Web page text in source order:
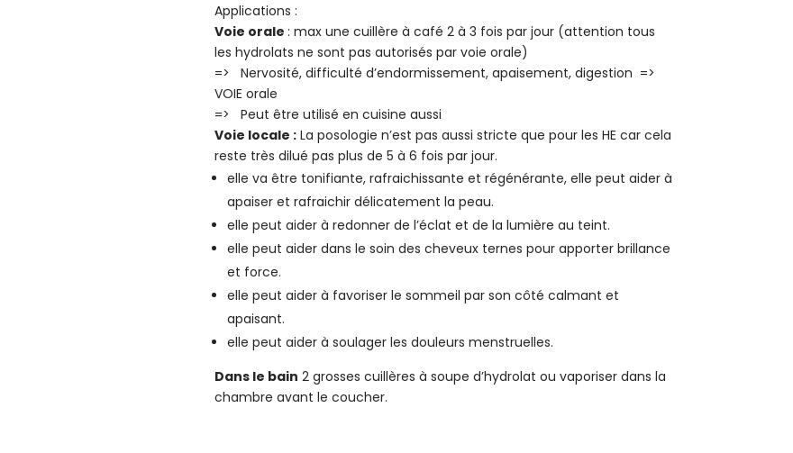
Applications :
Voie orale : max une cuillère à café 2 à 3 fois par jour (attention tous
les hydrolats ne sont pas autorisés par voie orale)
=> Nervosité, difficulté d’endormissement, apaisement, digestion =>
VOIE orale
=> Peut être utilisé en cuisine aussi
Voie locale :La posologie n’est pas aussi stricte que pour les HE car cela
reste très dilué pas plus de 5 à 6 fois par jour.
elle va être tonifiante, rafraichissante et régénérante, elle peut aider à
apaiser et rafraichir délicatement la peau.
elle peut aider à redonner de l’éclat et de la lumière au teint.
elle peut aider dans le soin des cheveux ternes pour apporter brillance
et force.
elle peut aider à favoriser le sommeil par son côté calmant et
apaisant.
elle peut aider à soulager les douleurs menstruelles.
Dans le bain 2 grosses cuillères à soupe d’hydrolat ou vaporiser dans la
chambre avant le coucher.